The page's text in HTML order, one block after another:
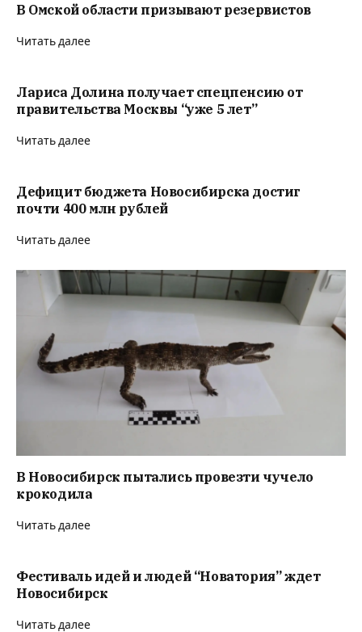
В Омской области призывают резервистов
Читать далее
Лариса Долина получает спецпенсию от
правительства Москвы “уже 5 лет”
Читать далее
Дефицит бюджета Новосибирска достиг
почти 400 млн рублей
Читать далее
В Новосибирск пытались провезти чучело
крокодила
Читать далее
Фестиваль идей и людей “Новатория” ждет
Новосибирск
Читать далее